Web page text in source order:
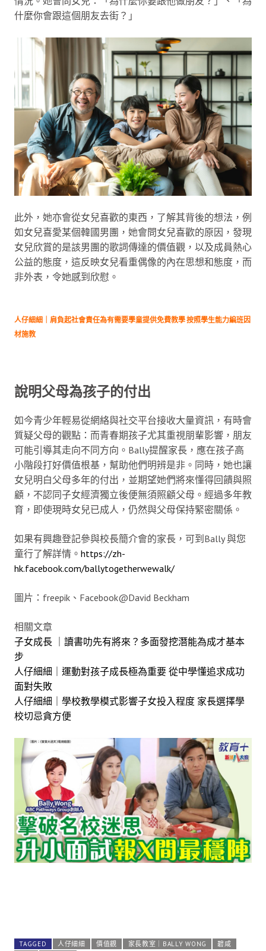
什麼你會跟這個朋友去街？」
此外，她亦會從女兒喜歡的東西，了解其背後的想法，例
如女兒喜愛某個韓國男團，她會問女兒喜歡的原因，發現
女兒欣賞的是該男團的歌詞傳達的價值觀，以及成員熱心
公益的態度，這反映女兒看重偶像的內在思想和態度，而
非外表，令她感到欣慰。
人仔細細｜肩負起社會責任為有需要學童提供免費教學 按照學生能力編班因
材施教
說明父母為孩子的付出
如今青少年輕易從網絡與社交平台接收大量資訊，有時會
質疑父母的觀點：而青春期孩子尤其重視朋輩影響，朋友
可能引導其走向不同方向。Bally提醒家長，應在孩子高
小階段打好價值根基，幫助他們明辨是非。同時，她也讓
女兒明白父母多年的付出，並期望她們將來懂得回饋與照
顧，不認同子女經濟獨立後便無須照顧父母。經過多年教
育，即使現時女兒已成人，仍然與父母保持緊密關係。
如果有興趣登記參與校長簡介會的家長，可到Bally 與您
童行了解詳情。 https://zh-
hk.facebook.com/ballytogetherwewalk/
圖片：freepik、Facebook@David Beckham
相關文章
子女成長 ｜讀書叻先有將來？多面發挖潛能為成才基本
步
人仔細細｜運動對孩子成長極為重要 從中學懂追求成功
面對失敗
人仔細細｜學校教學模式影響子女投入程度 家長選擇學
校切忌貪方便
TAGGED 人仔細細 價值觀 家長教室｜BALLY WONG
碧咸